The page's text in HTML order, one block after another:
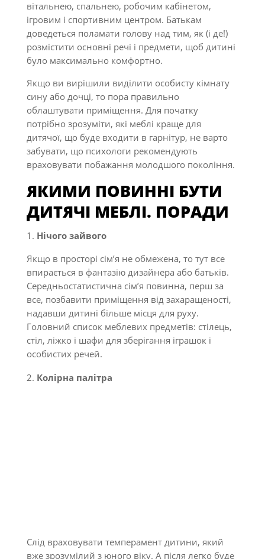
вітальнею, спальнею, робочим кабінетом,
ігровим і спортивним центром. Батькам
доведеться поламати голову над тим, як (і де!)
розмістити основні речі і предмети, щоб дитині
було максимально комфортно.
Якщо ви вирішили виділити особисту кімнату
сину або дочці, то пора правильно
облаштувати приміщення. Для початку
потрібно зрозуміти, які меблі краще для
дитячої, що буде входити в гарнітур, не варто
забувати, що психологи рекомендують
враховувати побажання молодшого покоління.
ЯКИМИ ПОВИННІ БУТИ
ДИТЯЧІ МЕБЛІ. ПОРАДИ
Нічого зайвого
Якщо в просторі сім’я не обмежена, то тут все
впирається в фантазію дизайнера або батьків.
Середньостатистична сім’я повинна, перш за
все, позбавити приміщення від захаращеності,
надавши дитині більше місця для руху.
Головний список меблевих предметів: стілець,
стіл, ліжко і шафи для зберігання іграшок і
особистих речей.
Колірна палітра
Слід враховувати темперамент дитини, який
вже зрозумілий з юного віку. А після легко буде